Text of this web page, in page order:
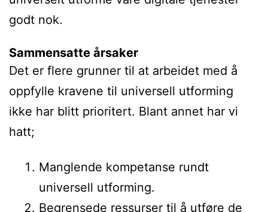
godt nok.
Sammensatte årsaker
Det er flere grunner til at arbeidet med å
oppfylle kravene til universell utforming
ikke har blitt prioritert. Blant annet har vi
hatt;
Manglende kompetanse rundt
universell utforming.
Begrensede ressurser til å utføre de